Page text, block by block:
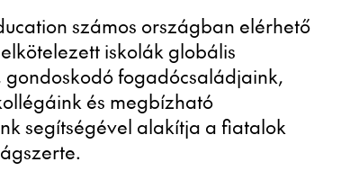
számos országban elérhető
iskolák globális
fogadócsaládjaink,
és megbízható
segítségével alakítja a fiatalok